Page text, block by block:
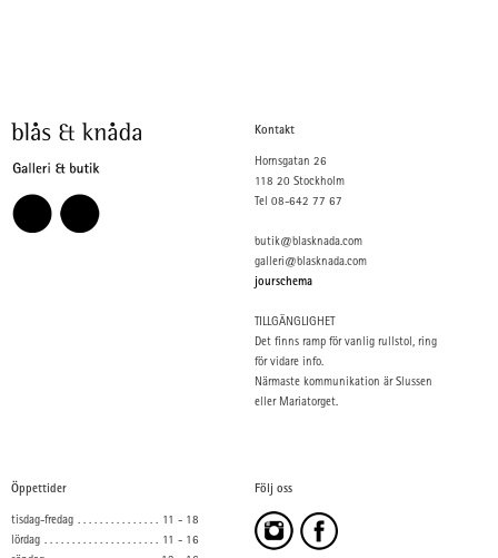
Kontakt
Hornsgatan 26
118 20 Stockholm
Tel 08-642 77 67
butik@blasknada.com
galleri@blasknada.com
jourschema
TILLGÄNGLIGHET
Det finns ramp för vanlig rullstol, ring
för vidare info.
Närmaste kommunikation är Slussen
eller Mariatorget.
Öppettider
tisdag-fredag
11 - 18
lördag
11 - 16
Följ oss